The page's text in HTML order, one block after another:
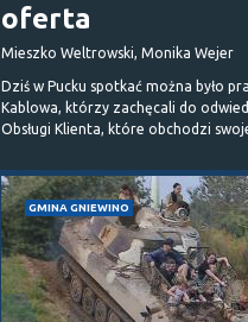
oferta
Mieszko Weltrowski, Monika Wejer
Dziś w Pucku spotkać można było
Kablowa, którzy zachęcali do
Obsługi Klienta, które obchodzi
GMINA GNIEWINO